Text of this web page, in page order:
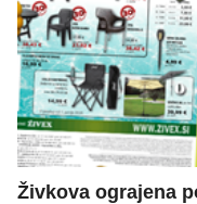
Živkova ograjena